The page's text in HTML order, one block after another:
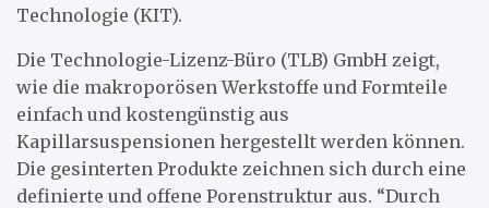
Technologie (KIT).
Die Technologie-Lizenz-Büro (TLB) GmbH zeigt,
wie die makroporösen Werkstoffe und Formteile
einfach und kostengünstig aus
Kapillarsuspensionen hergestellt werden können.
Die gesinterten Produkte zeichnen sich durch eine
definierte und offene Porenstruktur aus. “Durch